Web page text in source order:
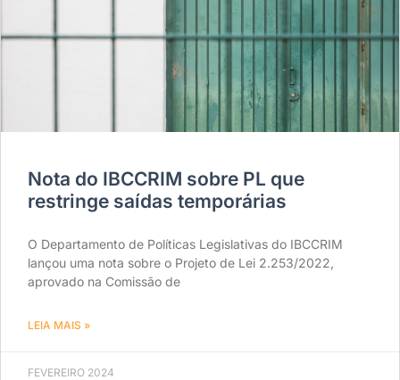
Nota do IBCCRIM sobre PL que
restringe saídas temporárias
O Departamento de Políticas Legislativas do IBCCRIM
lançou uma nota sobre o Projeto de Lei 2.253/2022,
aprovado na Comissão de
LEIA MAIS »
FEVEREIRO 2024